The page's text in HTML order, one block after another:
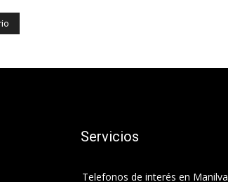
Servicios
Telefonos de interés en Manilva